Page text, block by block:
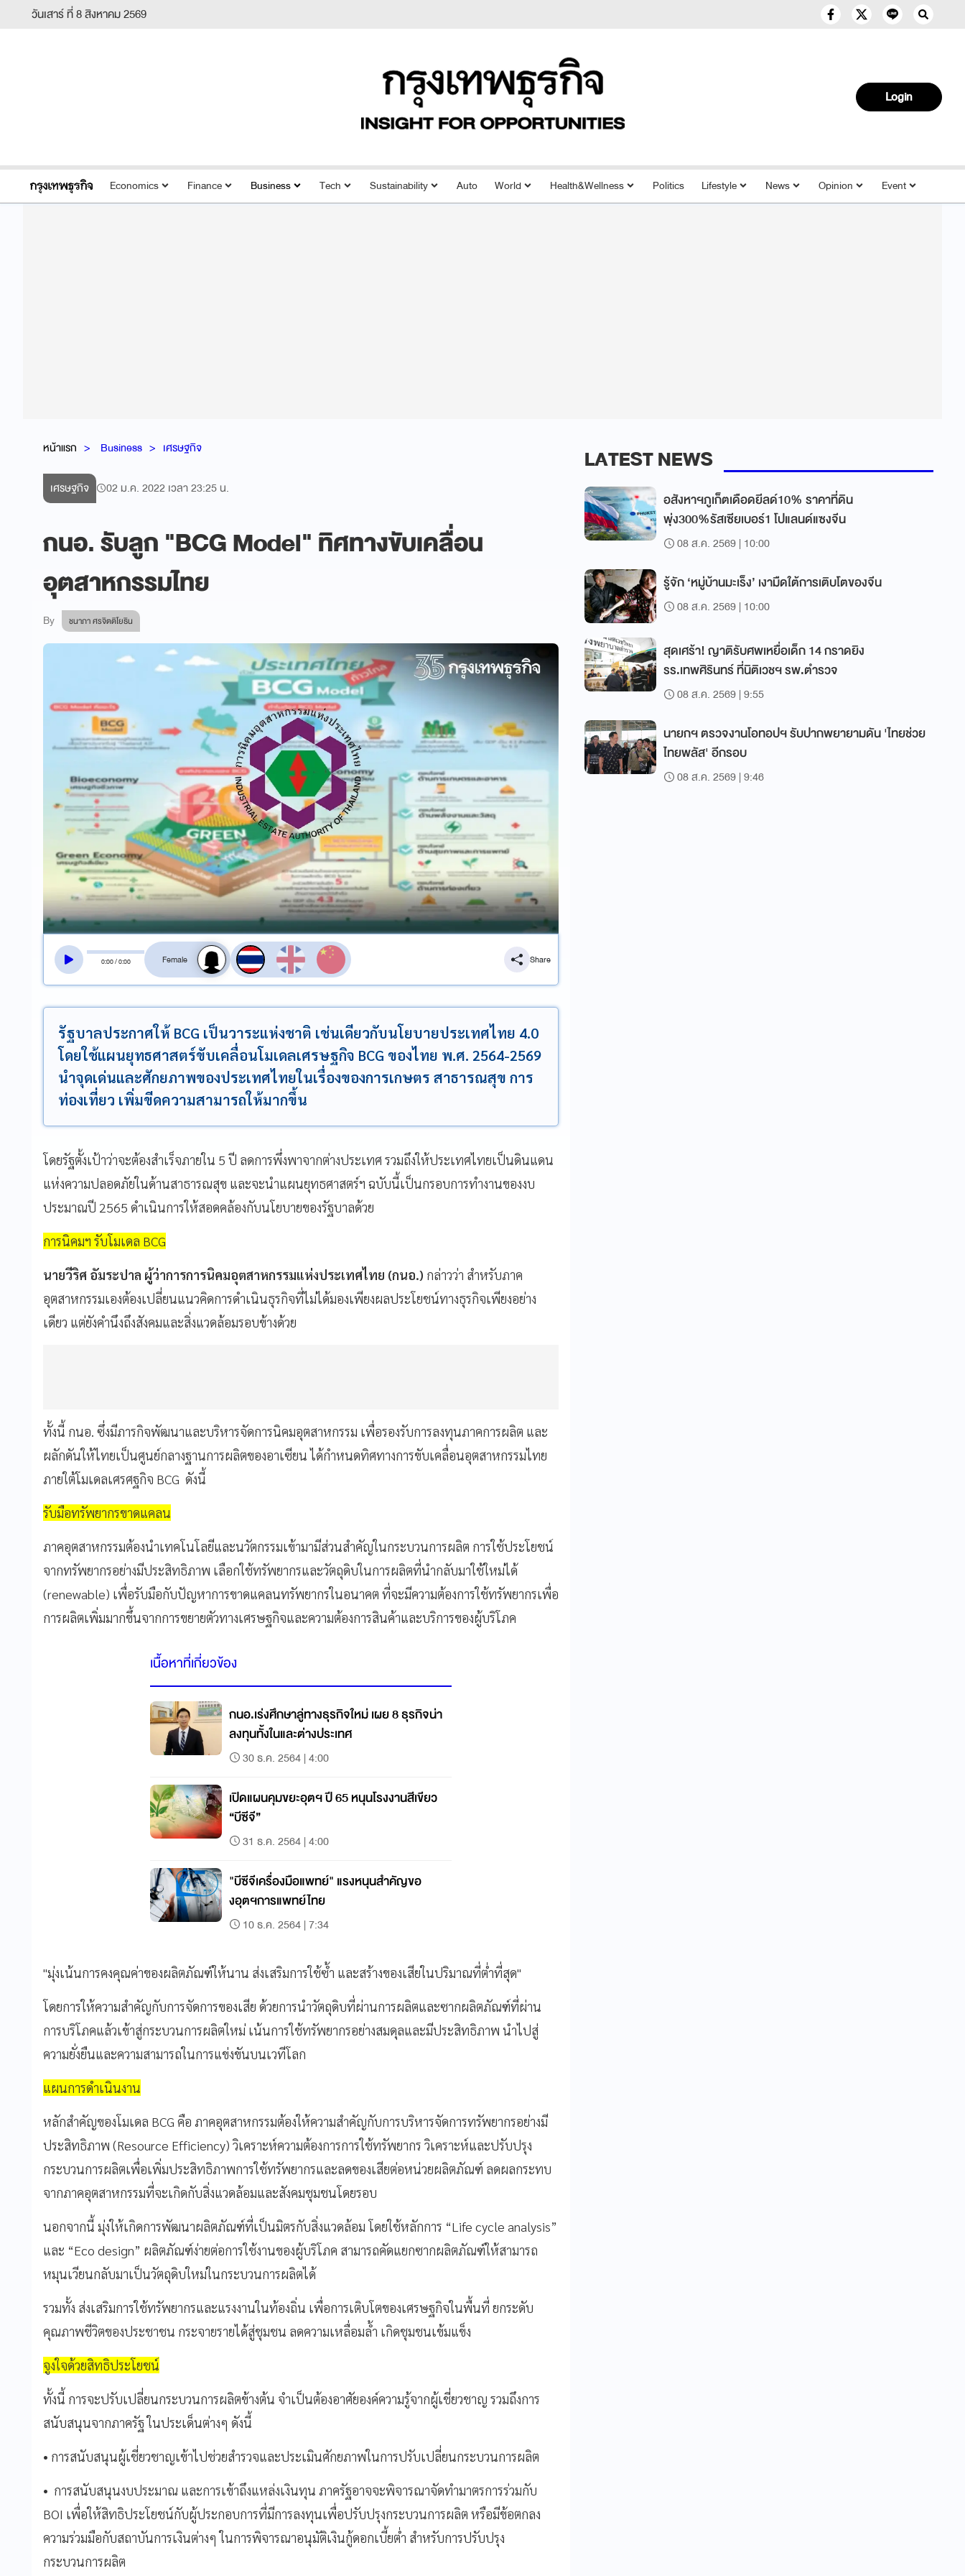
วันเสาร์ ที่ 8 สิงหาคม 2569
Login
Economics Finance Business Tech Sustainability Auto World Health&Wellness Politics Lifestyle News Opinion Event
หน้าแรก Business เศรษฐกิจ
เศรษฐกิจ 02 ม.ค. 2022 เวลา 23:25 น.
กนอ. รับลูก "BCG Model" ทิศทางขับเคลื่อน
อุตสาหกรรมไทย
By ชนาภา ศรจิตติโยธิน
0:00/0:00
สลับเสียงอ่าน
Share
รัฐบาลประกาศให้ BCG เป็นวาระแห่งชาติ เช่นเดียวกับนโยบายประเทศไทย 4.0
โดยใช้แผนยุทธศาสตร์ขับเคลื่อนโมเดลเศรษฐกิจ BCG ของไทย พ.ศ. 2564-2569
นำจุดเด่นและศักยภาพของประเทศไทยในเรื่องของการเกษตร สาธารณสุข การ
ท่องเที่ยว เพิ่มขีดความสามารถให้มากขึ้น
โดยรัฐตั้งเป้าว่าจะต้องสำเร็จภายใน 5 ปี ลดการพึ่งพาจากต่างประเทศ รวมถึงให้ประเทศไทยเป็นดินแดน
แห่งความปลอดภัยในด้านสาธารณสุข และจะนำแผนยุทธศาสตร์ฯ ฉบับนี้เป็นกรอบการทำงานของงบ
ประมาณปี 2565 ดำเนินการให้สอดคล้องกับนโยบายของรัฐบาลด้วย
การนิคมฯ รับโมเดล BCG
นายวีริศ อัมระปาล ผู้ว่าการการนิคมอุตสาหกรรมแห่งประเทศไทย (กนอ.) กล่าวว่า สำหรับภาค
อุตสาหกรรมเองต้องเปลี่ยนแนวคิดการดำเนินธุรกิจที่ไม่ได้มองเพียงผลประโยชน์ทางธุรกิจเพียงอย่าง
เดียว แต่ยังคำนึงถึงสังคมและสิ่งแวดล้อมรอบข้างด้วย
ทั้งนี้ กนอ. ซึ่งมีภารกิจพัฒนาและบริหารจัดการนิคมอุตสาหกรรม เพื่อรองรับการลงทุนภาคการผลิต และ
ผลักดันให้ไทยเป็นศูนย์กลางฐานการผลิตของอาเซียน ได้กำหนดทิศทางการขับเคลื่อนอุตสาหกรรมไทย
ภายใต้โมเดลเศรศฐกิจ BCG ดังนี้
รับมือทรัพยากรขาดแคลน
ภาคอุตสาหกรรมต้องนำเทคโนโลยีและนวัตกรรมเข้ามามีส่วนสำคัญในกระบวนการผลิต การใช้ประโยชน์
จากทรัพยากรอย่างมีประสิทธิภาพ เลือกใช้ทรัพยากรและวัตถุดิบในการผลิตที่นำกลับมาใช้ใหม่ได้
(renewable) เพื่อรับมือกับปัญหาการขาดแคลนทรัพยากรในอนาคต ที่จะมีความต้องการใช้ทรัพยากรเพื่อ
การผลิตเพิ่มมากขึ้นจากการขยายตัวทางเศรษฐกิจและความต้องการสินค้าและบริการของผู้บริโภค
เนื้อหาที่เกี่ยวข้อง
กนอ.เร่งศึกษาลู่ทางธุรกิจใหม่ เผย 8 ธุรกิจน่า
ลงทุนทั้งในและต่างประเทศ
30 ธ.ค. 2564 | 4:00
เปิดแผนคุมขยะอุตฯ ปี 65 หนุนโรงงานสีเขียว
“บีซีจี”
31 ธ.ค. 2564 | 4:00
"บีซีจีเครื่องมือแพทย์" แรงหนุนสำคัญขอ
งอุตฯการแพทย์ไทย
10 ธ.ค. 2564 | 7:34
"มุ่งเน้นการคงคุณค่าของผลิตภัณฑ์ให้นาน ส่งเสริมการใช้ซ้ำ และสร้างของเสียในปริมาณที่ต่ำที่สุด"
โดยการให้ความสำคัญกับการจัดการของเสีย ด้วยการนำวัตถุดิบที่ผ่านการผลิตและซากผลิตภัณฑ์ที่ผ่าน
การบริโภคแล้วเข้าสู่กระบวนการผลิตใหม่ เน้นการใช้ทรัพยากรอย่างสมดุลและมีประสิทธิภาพ นำไปสู่
ความยั่งยืนและความสามารถในการแข่งขันบนเวทีโลก
แผนการดำเนินงาน
หลักสำคัญของโมเดล BCG คือ ภาคอุตสาหกรรมต้องให้ความสำคัญกับการบริหารจัดการทรัพยากรอย่างมี
ประสิทธิภาพ (Resource Efficiency) วิเคราะห์ความต้องการการใช้ทรัพยากร วิเคราะห์และปรับปรุง
กระบวนการผลิตเพื่อเพิ่มประสิทธิภาพการใช้ทรัพยากรและลดของเสียต่อหน่วยผลิตภัณฑ์ ลดผลกระทบ
จากภาคอุตสาหกรรมที่จะเกิดกับสิ่งแวดล้อมและสังคมชุมชนโดยรอบ
นอกจากนี้ มุ่งให้เกิดการพัฒนาผลิตภัณฑ์ที่เป็นมิตรกับสิ่งแวดล้อม โดยใช้หลักการ “Life cycle analysis”
และ “Eco design” ผลิตภัณฑ์ง่ายต่อการใช้งานของผู้บริโภค สามารถคัดแยกซากผลิตภัณฑ์ให้สามารถ
หมุนเวียนกลับมาเป็นวัตถุดิบใหม่ในกระบวนการผลิตได้
รวมทั้ง ส่งเสริมการใช้ทรัพยากรและแรงงานในท้องถิ่น เพื่อการเติบโตของเศรษฐกิจในพื้นที่ ยกระดับ
คุณภาพชีวิตของประชาชน กระจายรายได้สู่ชุมชน ลดความเหลื่อมล้ำ เกิดชุมชนเข้มแข็ง
จูงใจด้วยสิทธิประโยชน์
ทั้งนี้ การจะปรับเปลี่ยนกระบวนการผลิตข้างต้น จำเป็นต้องอาศัยองค์ความรู้จากผู้เชี่ยวชาญ รวมถึงการ
สนับสนุนจากภาครัฐ ในประเด็นต่างๆ ดังนี้
• การสนับสนุนผู้เชี่ยวชาญเข้าไปช่วยสำรวจและประเมินศักยภาพในการปรับเปลี่ยนกระบวนการผลิต
• การสนับสนุนงบประมาณ และการเข้าถึงแหล่งเงินทุน ภาครัฐอาจจะพิจารณาจัดทำมาตรการร่วมกับ
BOI เพื่อให้สิทธิประโยชน์กับผู้ประกอบการที่มีการลงทุนเพื่อปรับปรุงกระบวนการผลิต หรือมีข้อตกลง
ความร่วมมือกับสถาบันการเงินต่างๆ ในการพิจารณาอนุมัติเงินกู้ดอกเบี้ยต่ำ สำหรับการปรับปรุง
กระบวนการผลิต
LATEST NEWS
อสังหาฯภูเก็ตเดือดยีลด์10% ราคาที่ดิน
พุ่ง300%รัสเซียเบอร์1 โปแลนด์แซงจีน
08 ส.ค. 2569 | 10:00
รู้จัก ‘หมู่บ้านมะเร็ง’ เงามืดใต้การเติบโตของจีน
08 ส.ค. 2569 | 10:00
สุดเศร้า! ญาติรับศพเหยื่อเด็ก 14 กราดยิง
รร.เทพศิรินทร์ ที่นิติเวชฯ รพ.ตำรวจ
08 ส.ค. 2569 | 9:55
นายกฯ ตรวจงานโอทอปฯ รับปากพยายามดัน 'ไทยช่วย
ไทยพลัส' อีกรอบ
08 ส.ค. 2569 | 9:46